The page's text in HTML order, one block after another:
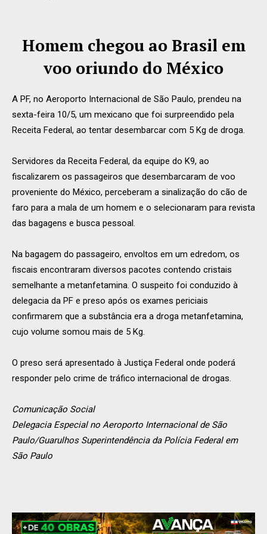
Homem chegou ao Brasil em
voo oriundo do México
A PF, no Aeroporto Internacional de São Paulo, prendeu na
sexta-feira 10/5, um mexicano que foi surpreendido pela
Receita Federal, ao tentar desembarcar com 5 Kg de droga.
Servidores da Receita Federal, da equipe do K9, ao
fiscalizarem os passageiros que desembarcaram de voo
proveniente do México, perceberam a sinalização do cão de
faro para a mala de um homem e o selecionaram para revista
das bagagens e busca pessoal.
Na bagagem do passageiro, envoltos em um edredom, os
fiscais encontraram diversos pacotes contendo cristais
semelhante a metanfetamina. O suspeito foi conduzido à
delegacia da PF e preso após os exames periciais
confirmarem que a substância era a droga metanfetamina,
cujo volume somou mais de 5 Kg.
O preso será apresentado à Justiça Federal onde poderá
responder pelo crime de tráfico internacional de drogas.
Comunicação Social
Delegacia Especial no Aeroporto Internacional de São
Paulo/Guarulhos Superintendência da Polícia Federal em
São Paulo